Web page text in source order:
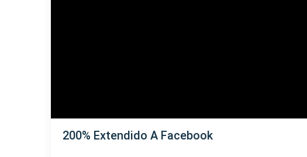
200% Extendido A Facebook